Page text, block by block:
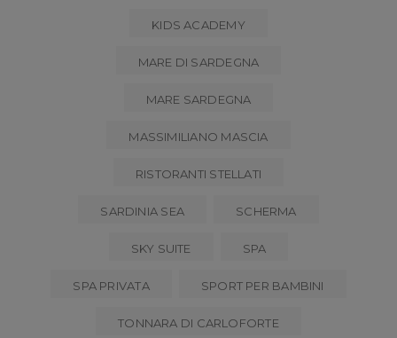
KIDS ACADEMY
MARE DI SARDEGNA
MARE SARDEGNA
MASSIMILIANO MASCIA
RISTORANTI STELLATI
SARDINIA SEA SCHERMA
SKY SUITE SPA
SPA PRIVATA SPORT PER BAMBINI
TONNARA DI CARLOFORTE